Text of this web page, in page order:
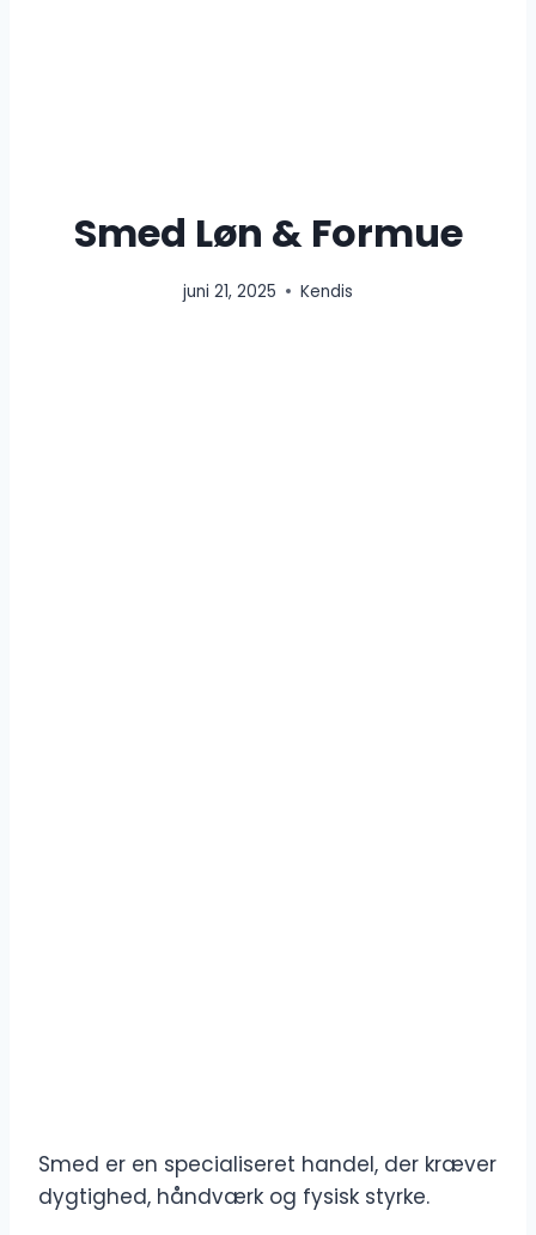
Smed Løn & Formue
juni 21, 2025 Kendis
Smed er en specialiseret handel, der kræver
dygtighed, håndværk og fysisk styrke.